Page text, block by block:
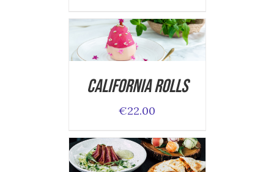
ADD TO CART
/
DETAILS
California Rolls
€22.00